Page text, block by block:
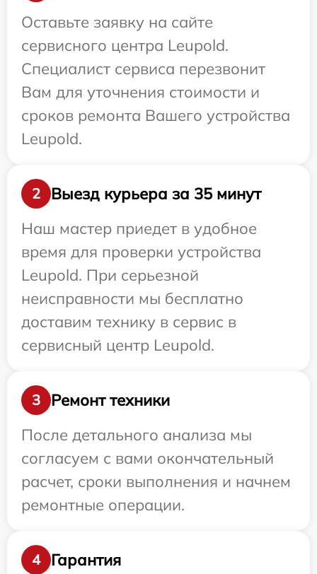
Оставьте заявку на сайте
сервисного центра Leupold.
Специалист сервиса перезвонит
Вам для уточнения стоимости и
сроков ремонта Вашего устройства
Leupold.
2
Выезд курьера за 35 минут
Наш мастер приедет в удобное
время для проверки устройства
Leupold. При серьезной
неисправности мы бесплатно
доставим технику в сервис в
сервисный центр Leupold.
3
Ремонт техники
После детального анализа мы
согласуем с вами окончательный
расчет, сроки выполнения и начнем
ремонтные операции.
4 Гарантия